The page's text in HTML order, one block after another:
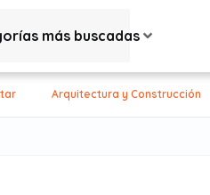
más buscadas
Arquitectura y Construcción